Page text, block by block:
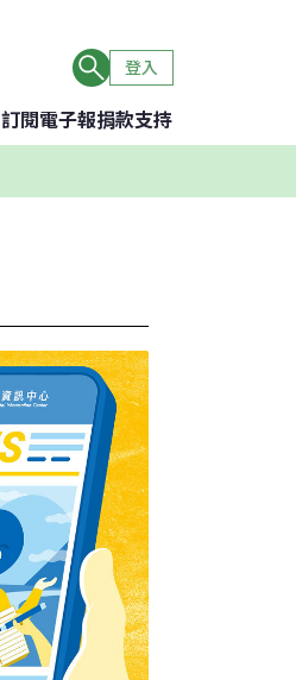
登入
訂閱電子報捐款支持